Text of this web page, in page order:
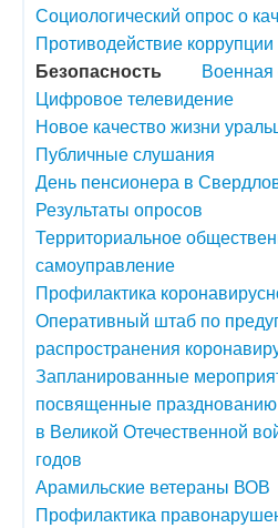
Социологический опрос о
Противодействие коррупции
Безопасность
Цифровое телевидение
Новое качество жизни
Публичные слушания
День пенсионера в
Результаты опросов
Территориальное
самоуправление
Профилактика
Оперативный штаб по
распространения
Запланированные
посвященные
в Великой Отечественной
годов
Арамильские ветераны ВОВ
Профилактика